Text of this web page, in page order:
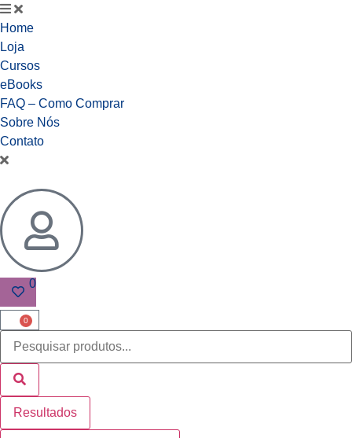
Home
Loja
Cursos
eBooks
FAQ – Como Comprar
Sobre Nós
Contato
0
0
Resultados